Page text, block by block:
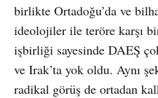
birlikte Ortadoğu’da ve
ideolojiler ile teröre karşı
işbirliği sayesinde DAEŞ
ve Irak’ta yok oldu. Aynı
radikal görüş de ortadan